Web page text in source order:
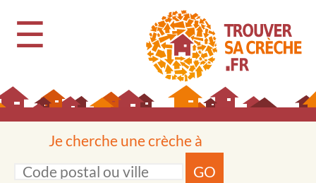
☰
Je cherche une crèche à
GO